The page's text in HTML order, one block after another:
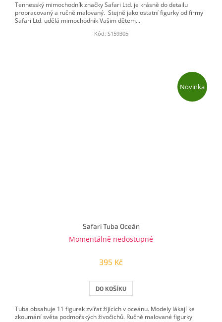
Tennesský mimochodník značky Safari Ltd. je krásně do detailu
propracovaný a ručně malovaný. Stejně jako ostatní figurky od firmy
Safari Ltd. udělá mimochodník Vašim dětem...
Kód: S159305
Novinka
Safari Tuba Oceán
Momentálně nedostupné
395 Kč
DO KOŠÍKU
Tuba obsahuje 11 figurek zvířat žijících v oceánu. Modely lákají ke
zkoumání světa podmořských živočichů. Ručně malované figurky